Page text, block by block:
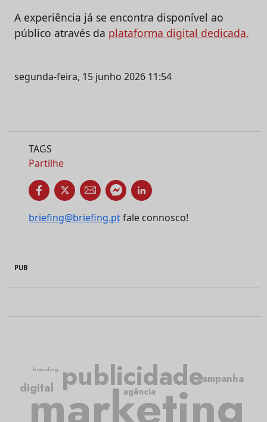
A experiência já se encontra disponível ao
público através da plataforma digital dedicada.
segunda-feira, 15 junho 2026 11:54
TAGS
Partilhe
briefing@briefing.ptfale connosco!
PUB
marketing
publicidadecampanha
agência
digital
branding